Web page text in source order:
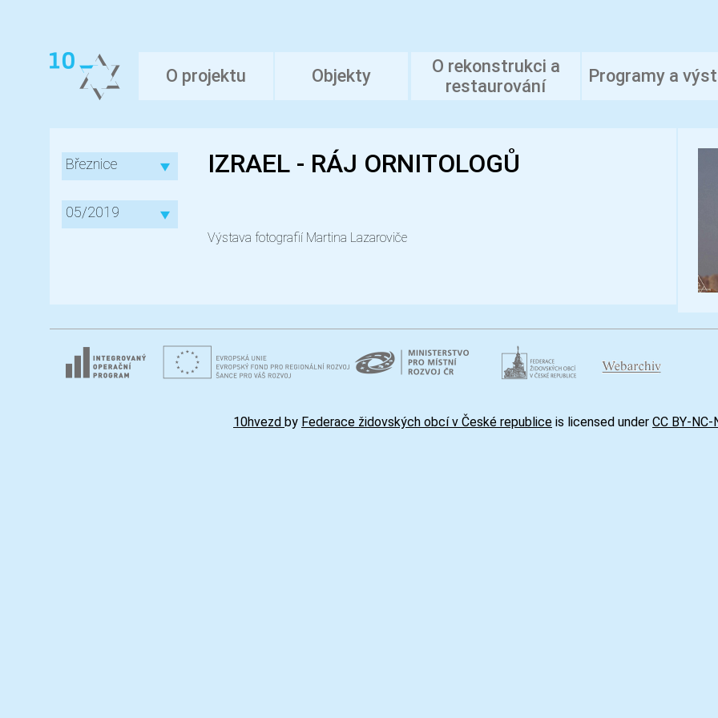
O projektu Objekty
O rekonstrukci a
restaurování
Programy a
Březnice
05/2019
IZRAEL - RÁJ ORNITOLOGŮ
Výstava fotografií Martina Lazaroviče
10hvezd by Federace židovských obcí v České republice is licensed under CC BY-NC-